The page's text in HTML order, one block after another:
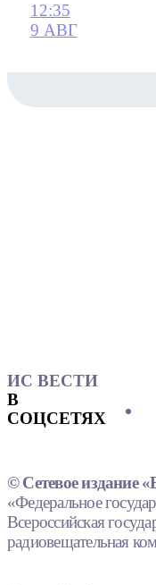
12:35
9 АВГ
ИС ВЕСТИ
В
СОЦСЕТЯХ
© Сетевое издание
«Федеральное
Всероссийская
радиовещательная